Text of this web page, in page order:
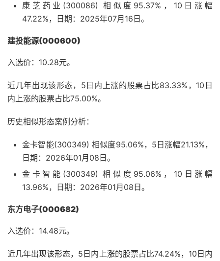
康芝药业(300086) 相似度95.37%，10日涨幅
47.22%，日期：2025年07月16日。
建投能源(000600)
入选价：10.28元。
近几年出现该形态，5日内上涨的股票占比83.33%，10日
内上涨的股票占比75.00%。
历史相似形态案例分析：
金卡智能(300349) 相似度95.06%，5日涨幅21.13%，
日期：2026年01月08日。
金卡智能(300349) 相似度95.06%，10日涨幅
13.96%，日期：2026年01月08日。
东方电子(000682)
入选价：14.48元。
近几年出现该形态，5日内上涨的股票占比74.24%，10日内